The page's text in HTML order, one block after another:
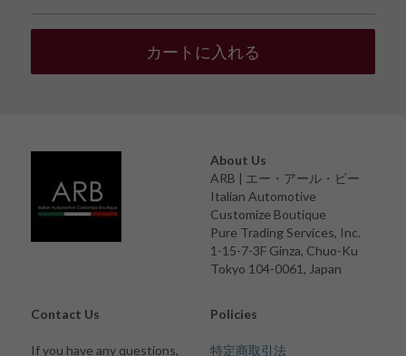
カートに入れる
About Us
ARB | エー・アール・ビー
Italian Automotive
Customize Boutique
Pure Trading Services, Inc.
1-15-7-3F Ginza, Chuo-Ku
Tokyo 104-0061, Japan
Contact Us
If you have any questions,
Policies
特定商取引法